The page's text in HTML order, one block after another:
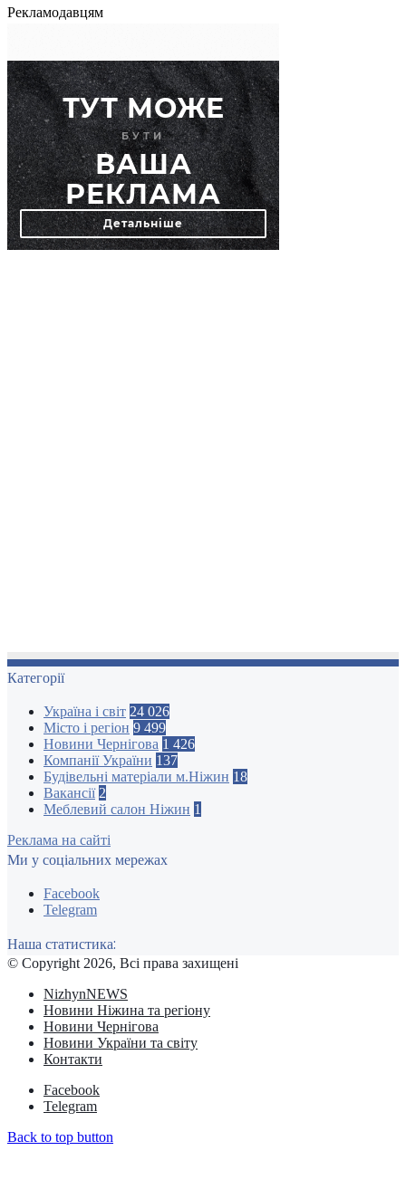
Рекламодавцям
Категорії
Україна і світ 24 026
Місто і регіон 9 499
Новини Чернігова 1 426
Компанії України 137
Будівельні матеріали м.Ніжин 18
Вакансії 2
Меблевий салон Ніжин 1
Реклама на сайті
Ми у соціальних мережах
Facebook
Telegram
Наша статистика:
© Copyright 2026, Всі права захищені
NizhynNEWS
Новини Ніжина та регіону
Новини Чернігова
Новини України та світу
Контакти
Facebook
Telegram
Back to top button